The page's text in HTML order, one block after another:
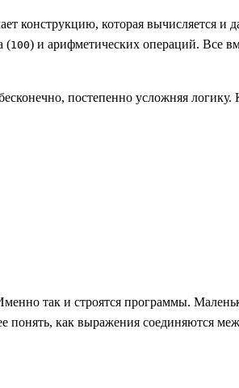
конструкцию, которая вычисляется и
(100) и арифметических операций. Все
постепенно усложняя
так и строятся программы.
понять, как выражения соединяются